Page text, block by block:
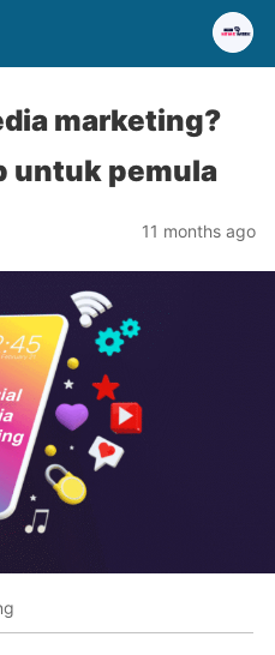
marketing?
untuk pemula
11 months ago